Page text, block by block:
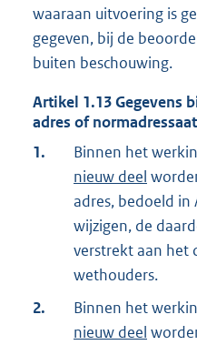
waaraan uitvoering is
gegeven, bij de
buiten beschouwing.
Artikel 1.13Gegevens
adres of normadressaat
1.
Binnen het
nieuw deel
adres, bedoeld in
wijzigen, de
verstrekt aan het
wethouders.
2.
Binnen het
nieuw deel